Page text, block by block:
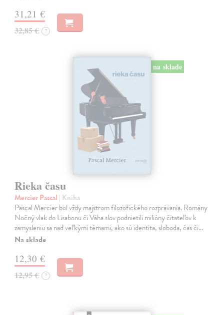
31,21 €
32,85 € ?
na sklade
Rieka času
Mercier Pascal | Kniha
Pascal Mercier bol vždy majstrom filozofického rozprávania. Romány
Nočný vlak do Lisabonu či Váha slov podnietili milióny čitateľov k
zamysleniu sa nad veľkými témami, ako sú identita, sloboda, čas či…
Na sklade
12,30 €
12,95 € ?